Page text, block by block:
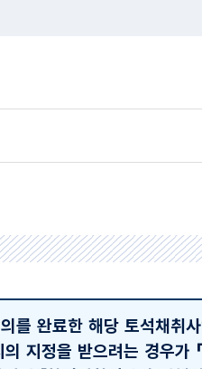
대
를 완료한 해당 토석채취
지정을 받으려는 경우가